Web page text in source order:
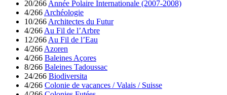
20/266 Année Polaire Internationale (2007-2008)
4/266 Archéologie
10/266 Architectes du Futur
4/266 Au Fil de l’Arbre
12/266 Au Fil de l’Eau
4/266 Azoren
4/266 Baleines Açores
8/266 Baleines Tadoussac
24/266 Biodiversita
4/266 Colonie de vacances / Valais / Suisse